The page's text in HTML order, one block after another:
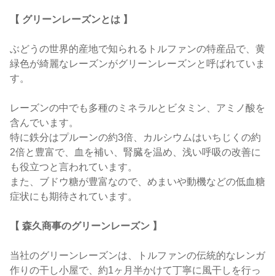
【 グリーンレーズンとは 】
ぶどうの世界的産地で知られるトルファンの特産品で、黄
緑色が綺麗なレーズンがグリーンレーズンと呼ばれていま
す。
レーズンの中でも多種のミネラルとビタミン、アミノ酸を
含んでいます。
特に鉄分はプルーンの約3倍、カルシウムはいちじくの約
2倍と豊富で、血を補い、腎臓を温め、浅い呼吸の改善に
も役立つと言われています。
また、ブドウ糖が豊富なので、めまいや動機などの低血糖
症状にも期待されています。
【 森久商事のグリーンレーズン 】
当社のグリーンレーズンは、トルファンの伝統的なレンガ
作りの干し小屋で、約1ヶ月半かけて丁寧に風干しを行っ